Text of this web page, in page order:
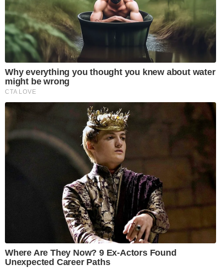
Why everything you thought you knew about water
might be wrong
CTA LOVE
Where Are They Now? 9 Ex-Actors Found
Unexpected Career Paths